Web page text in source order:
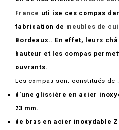
France utilise ces compas
fabrication de meubles de
Bordeaux.. En effet, leurs
hauteur et les compas
ouvrants.
Les compas sont constitués de :
d'une glissière en acier
23 mm.
de bras en acier inoxydable